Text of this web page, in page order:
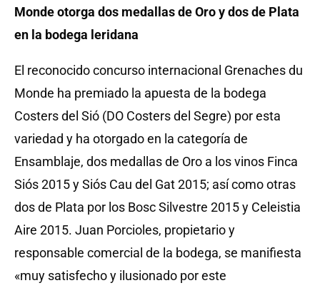
Monde otorga dos medallas de Oro y dos de Plata
en la bodega leridana
El reconocido concurso internacional Grenaches du
Monde ha premiado la apuesta de la bodega
Costers del Sió (DO Costers del Segre) por esta
variedad y ha otorgado en la categoría de
Ensamblaje, dos medallas de Oro a los vinos Finca
Siós 2015 y Siós Cau del Gat 2015; así como otras
dos de Plata por los Bosc Silvestre 2015 y Celeistia
Aire 2015. Juan Porcioles, propietario y
responsable comercial de la bodega, se manifiesta
«muy satisfecho y ilusionado por este